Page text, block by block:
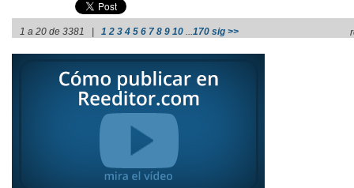
1 a 20 de 3381 | 1 2 3 4 5 6 7 8 9 10 ...170 sig >>